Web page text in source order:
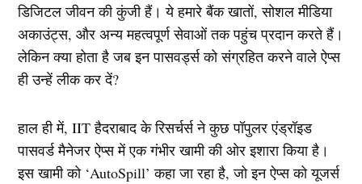
डिजिटल जीवन की कुंजी हैं। ये हमारे बैंक खातों, सोशल मीडिया
अकाउंट्स, और अन्य महत्वपूर्ण सेवाओं तक पहुंच प्रदान करते हैं।
लेकिन क्या होता है जब इन पासवर्ड्स को संग्रहित करने वाले ऐप्स
ही उन्हें लीक कर दें?
हाल ही में, IIT हैदराबाद के रिसर्चर्स ने कुछ पॉपुलर एंड्रॉइड
पासवर्ड मैनेजर ऐप्स में एक गंभीर खामी की ओर इशारा किया है।
इस खामी को ‘AutoSpill’ कहा जा रहा है, जो इन ऐप्स को यूजर्स